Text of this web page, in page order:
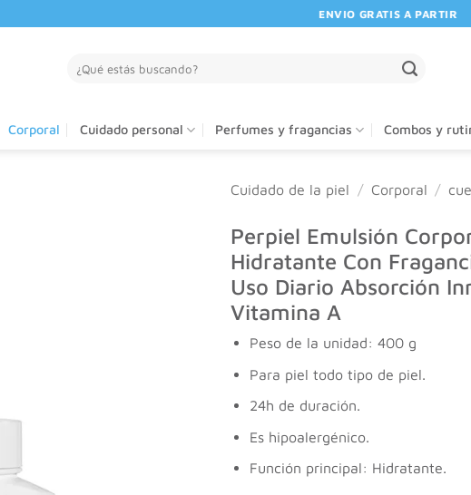
ENVIO GRATIS A PARTIR DE
por:
Corporal Cuidado personal Perfumes y fragancias Combos y
Cuidado de la piel / Corporal /
Perpiel Emulsión
Hidratante Con
Uso Diario Absorción
Vitamina A
Peso de la unidad: 400 g
Para piel todo tipo de piel.
24h de duración.
Es hipoalergénico.
Función principal: Hidratante.